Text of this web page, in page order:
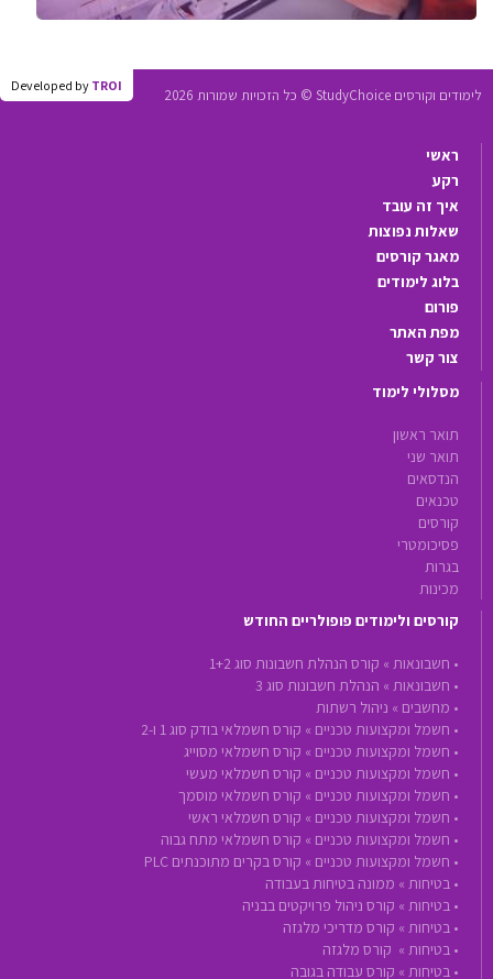
Developed by TROI
לימודים וקורסים StudyChoice © כל הזכויות שמורות 2026
ראשי
רקע
איך זה עובד
שאלות נפוצות
מאגר קורסים
בלוג לימודים
פורום
מפת האתר
צור קשר
מסלולי לימוד
תואר ראשון
תואר שני
הנדסאים
טכנאים
קורסים
פסיכומטרי
בגרות
מכינות
קורסים ולימודים פופולריים החודש
• חשבונאות » קורס הנהלת חשבונות סוג 1+2
• חשבונאות » הנהלת חשבונות סוג 3
• מחשבים » ניהול רשתות
• חשמל ומקצועות טכניים » קורס חשמלאי בודק סוג 1 ו-2
• חשמל ומקצועות טכניים » קורס חשמלאי מסוייג
• חשמל ומקצועות טכניים » קורס חשמלאי מעשי
• חשמל ומקצועות טכניים » קורס חשמלאי מוסמך
• חשמל ומקצועות טכניים » קורס חשמלאי ראשי
• חשמל ומקצועות טכניים » קורס חשמלאי מתח גבוה
• חשמל ומקצועות טכניים » קורס בקרים מתוכנתים PLC
• בטיחות » ממונה בטיחות בעבודה
• בטיחות » קורס ניהול פרויקטים בבניה
• בטיחות » קורס מדריכי מלגזה
• בטיחות » קורס מלגזה
• בטיחות » קורס עבודה בגובה